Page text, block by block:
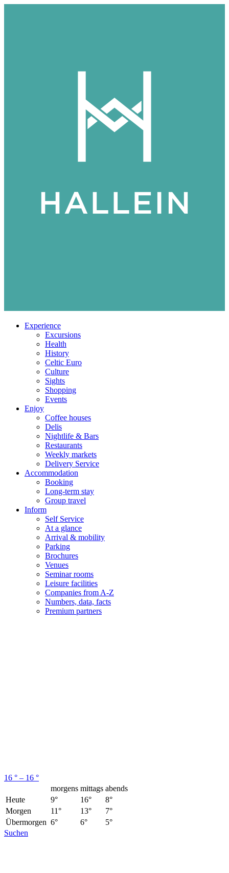
Experience
Excursions
Health
History
Celtic Euro
Culture
Sights
Shopping
Events
Enjoy
Coffee houses
Delis
Nightlife & Bars
Restaurants
Weekly markets
Delivery Service
Accommodation
Booking
Long-term stay
Group travel
Inform
Self Service
At a glance
Arrival & mobility
Parking
Brochures
Venues
Seminar rooms
Leisure facilities
Companies from A-Z
Numbers, data, facts
Premium partners
16 ° – 16 °
morgens mittags abends
Heute
9° 16°
8°
Morgen
11° 13°
7°
Übermorgen 6° 6°
5°
Suchen